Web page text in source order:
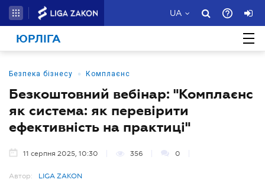
UA
ЮРЛІГА
Безпека бізнесу • Комплаєнс
Безкоштовний вебінар: "Комплаєнс
як система: як перевірити
ефективність на практиці"
11 серпня 2025, 10:30 356 0
Автор: LIGA ZAKON